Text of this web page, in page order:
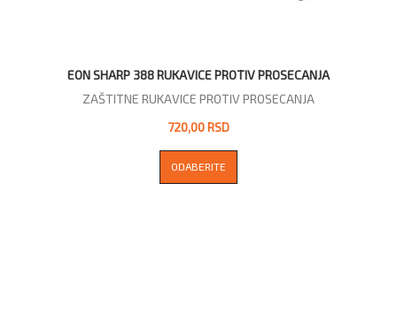
EON SHARP 388 RUKAVICE PROTIV PROSECANJA
ZAŠTITNE RUKAVICE PROTIV PROSECANJA
720,00 RSD
ODABERITE